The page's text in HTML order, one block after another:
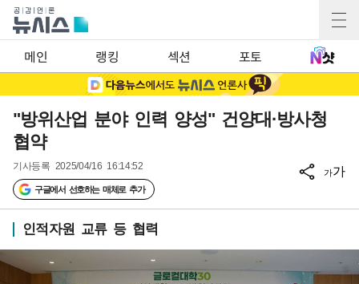
메인 랭킹 섹션 포토
"방위산업 분야 인력 양성" 건양대·방사청
협약
기사등록 2025/04/16 16:14:52
구글에서 선호하는 매체로 추가
가가
인적자원 교류 등 협력